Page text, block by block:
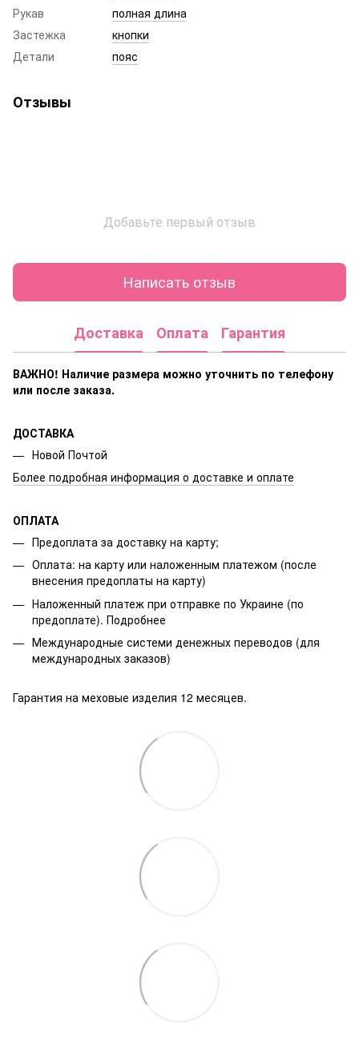
Рукав
полная длина
Застежка
кнопки
Детали
пояс
Отзывы
Добавьте первый отзыв
Написать отзыв
Доставка Оплата Гарантия
ВАЖНО! Наличие размера можно уточнить по телефону
или после заказа.
ДОСТАВКА
Новой Почтой
Более подробная информация о доставке и оплате
ОПЛАТА
Предоплата за доставку на карту;
Оплата: на карту или наложенным платежом (после
внесения предоплаты на карту)
Наложенный платеж при отправке по Украине (по
предоплате). Подробнее
Международные системи денежных переводов (для
международных заказов)
Гарантия на меховые изделия 12 месяцев.